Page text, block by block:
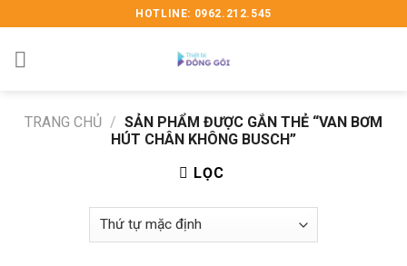
to
content
HOTLINE: 0962.212.545
TRANG CHỦ / SẢN PHẨM ĐƯỢC GẮN THẺ “VAN BƠM
HÚT CHÂN KHÔNG BUSCH”
LỌC